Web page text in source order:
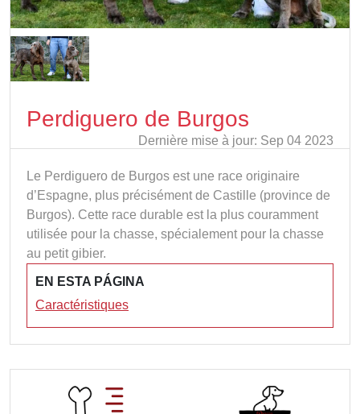
Perdiguero de Burgos
Dernière mise à jour: Sep 04 2023
Le Perdiguero de Burgos est une race originaire
d’Espagne, plus précisément de Castille (province de
Burgos). Cette race durable est la plus couramment
utilisée pour la chasse, spécialement pour la chasse
au petit gibier.
EN ESTA PÁGINA
Caractéristiques